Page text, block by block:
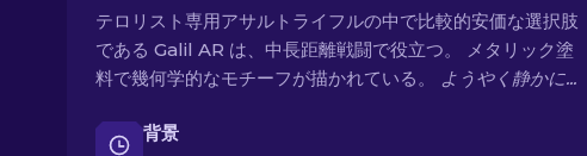
テロリスト専用アサルトライフルの中で比較的安価な選択肢
である Galil AR は、中長距離戦闘で役立つ。 メタリック塗
料で幾何学的なモチーフが描かれている。
ようやく静かに...
背景